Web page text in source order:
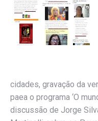
cidades, gravação da
paea o programa ‘O
discussão de Jorge